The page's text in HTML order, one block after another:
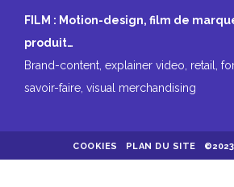
FILM : Motion-design, film de
produit…
Brand-content, explainer video, retail,
savoir-faire, visual merchandising
COOKIES PLAN DU SITE